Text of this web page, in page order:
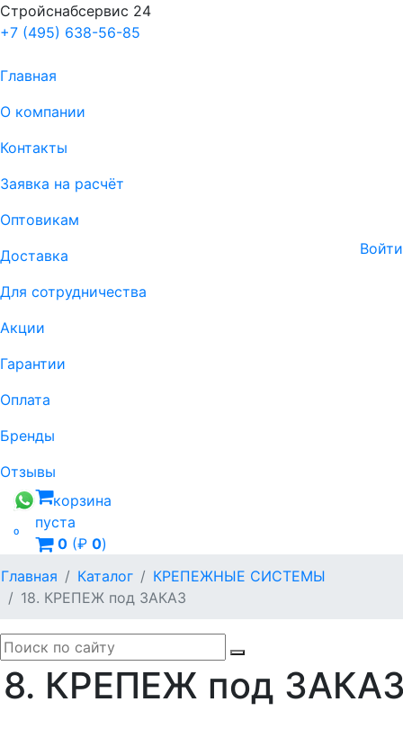
Стройснабсервис 24
+7 (495) 638-56-85
Главная
О компании
Контакты
Заявка на расчёт
Оптовикам
Доставка
Для сотрудничества
Акции
Гарантии
Оплата
Бренды
Отзывы
Войти

корзина
пуста
0 (₽ 0)
Главная
Каталог
КРЕПЕЖНЫЕ СИСТЕМЫ
18. КРЕПЕЖ под ЗАКАЗ
КРЕПЕЖ под